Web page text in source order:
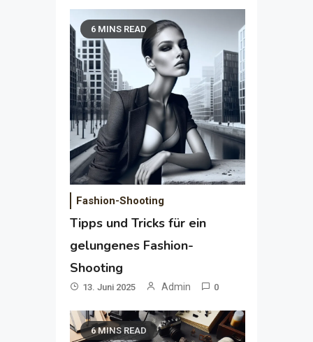
6 MINS READ
Fashion-Shooting
Tipps und Tricks für ein
gelungenes Fashion-
Shooting
13. Juni 2025 Admin 0
6 MINS READ